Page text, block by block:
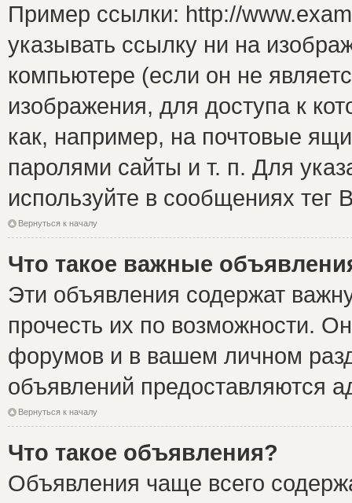
Пример ссылки: http://
указывать ссылку ни на
компьютере (если он не
изображения, для доступа к
как, например, на почтовые
паролями сайты и т. п. Для
используйте в сообщениях тег
Вернуться к началу
Что такое важные
Эти объявления содержат
прочесть их по возможности.
форумов и в вашем личном
объявлений предоставляются
Вернуться к началу
Что такое объявления?
Объявления чаще всего